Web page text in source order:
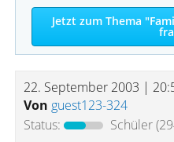
Jetzt zum Thema
22. September 2003 |
Von guest123-324
Status:
Schüler